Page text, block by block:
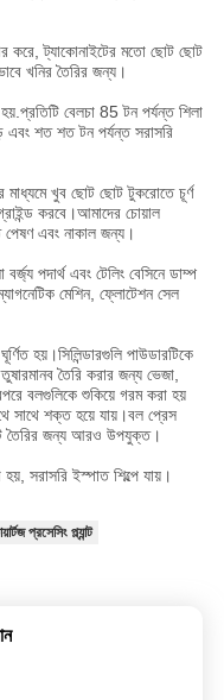
করে, ট্যাকোনাইটের মতো ছোট ছোট
খনির তৈরির জন্য।
বেলচা 85 টন পর্যন্ত শিলা
এবং শত শত টন পর্যন্ত সরাসরি
মাধ্যমে খুব ছোট ছোট টুকরোতে চূর্ণ
করবে।আমাদের চোয়াল
পেষণ এবং নাকাল জন্য।
পদার্থ এবং টেলিং বেসিনে ডাম্প
মেশিন, ফ্লোটেশন সেল
হয়।সিলিন্ডারগুলি পাউডারটিকে
তৈরি করার জন্য ভেজা,
বলগুলিকে শুকিয়ে গরম করা হয়
সাথে শক্ত হয়ে যায়।বল প্রেস
তৈরির জন্য আরও উপযুক্ত।
সরাসরি ইস্পাত শিল্পে যায়।
প্রসেসিং প্ল্যান্ট